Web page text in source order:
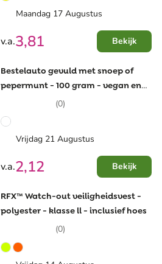
Maandag 17 Augustus
v.a.3,81 Bekijk
Bestelauto gevuld met snoep of
pepermunt - 100 gram - vegan en
(0)
Vrijdag 21 Augustus
v.a.2,12 Bekijk
RFX™ Watch-out veiligheidsvest -
polyester - klasse ll - inclusief hoes
(0)